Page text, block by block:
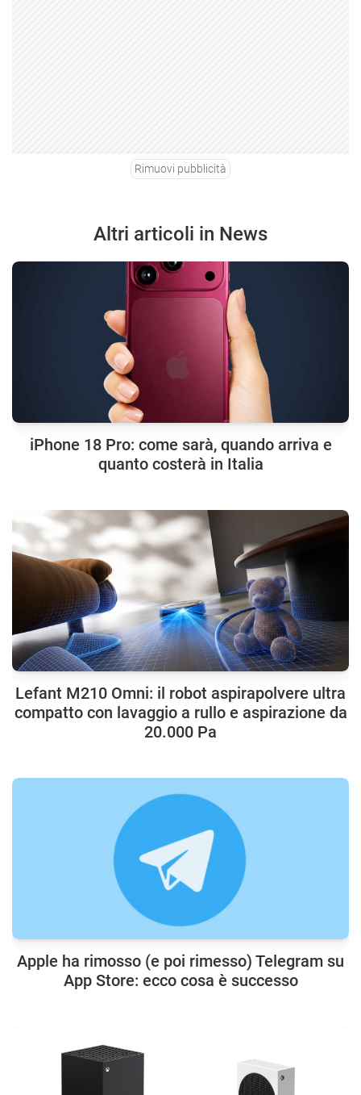
Rimuovi pubblicità
Altri articoli in News
iPhone 18 Pro: come sarà, quando arriva e
quanto costerà in Italia
Lefant M210 Omni: il robot aspirapolvere ultra
compatto con lavaggio a rullo e aspirazione da
20.000 Pa
Apple ha rimosso (e poi rimesso) Telegram su
App Store: ecco cosa è successo